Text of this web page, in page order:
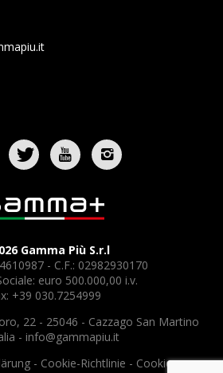
Gamma Più S.r.l
- C.F.: 02982930170
euro 500.000,00 i.v.
+39 030.7254999
22 - 25046 - Cazzago San Martino
- info@gammapiu.it
- Cookie-Richtlinie - Cookie